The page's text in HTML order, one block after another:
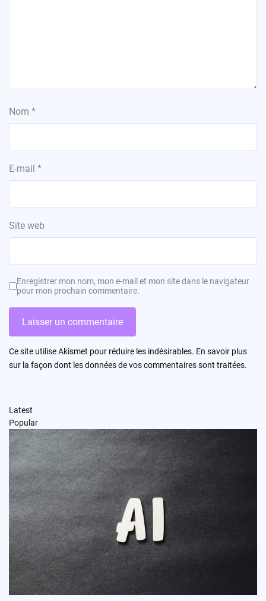
Nom *
E-mail *
Site web
Enregistrer mon nom, mon e-mail et mon site dans le navigateur
pour mon prochain commentaire.
Ce site utilise Akismet pour réduire les indésirables. En savoir plus
sur la façon dont les données de vos commentaires sont traitées.
Latest
Popular